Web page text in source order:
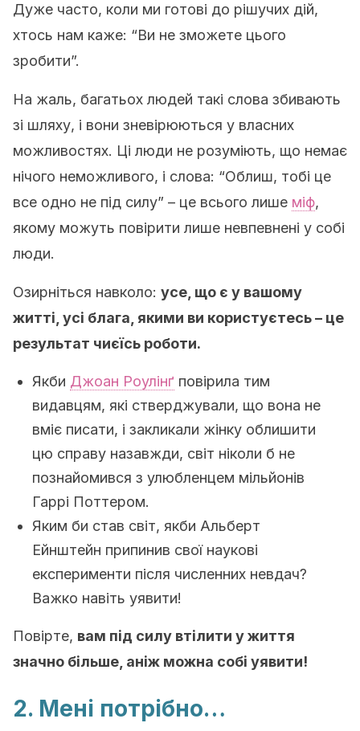
Дуже часто, коли ми готові до рішучих дій,
хтось нам каже: “Ви не зможете цього
зробити”.
На жаль, багатьох людей такі слова збивають
зі шляху, і вони зневірюються у власних
можливостях. Ці люди не розуміють, що немає
нічого неможливого, і слова: “Облиш, тобі це
все одно не під силу” – це всього лише міф,
якому можуть повірити лише невпевнені у собі
люди.
Озирніться навколо: усе, що є у вашому
житті, усі блага, якими ви користуєтесь – це
результат чиєїсь роботи.
Якби Джоан Роулінґ повірила тим
видавцям, які стверджували, що вона не
вміє писати, і закликали жінку облишити
цю справу назавжди, світ ніколи б не
познайомився з улюбленцем мільйонів
Гаррі Поттером.
Яким би став світ, якби Альберт
Ейнштейн припинив свої наукові
експерименти після численних невдач?
Важко навіть уявити!
Повірте, вам під силу втілити у життя
значно більше, аніж можна собі уявити!
2. Мені потрібно…